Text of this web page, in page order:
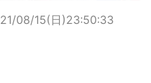
21/08/15(日)23:50:33